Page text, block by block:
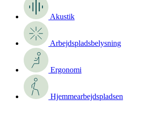
Akustik
Arbejdspladsbelysning
Ergonomi
Hjemmearbejdspladsen